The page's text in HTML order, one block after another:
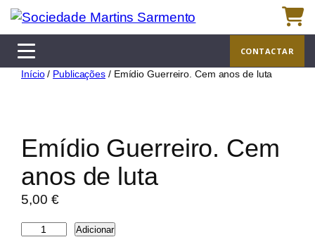
Saltar
para
conteúdo
CONTACTAR
Início/ Publicações / Emídio Guerreiro. Cem anos de luta
Emídio Guerreiro. Cem
anos de luta
5,00 €
Adicionar